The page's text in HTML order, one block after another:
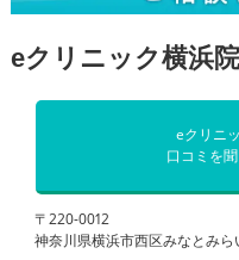
eクリニック横浜院
eクリニ
口コミを
〒220-0012
神奈川県横浜市西区みなとみ